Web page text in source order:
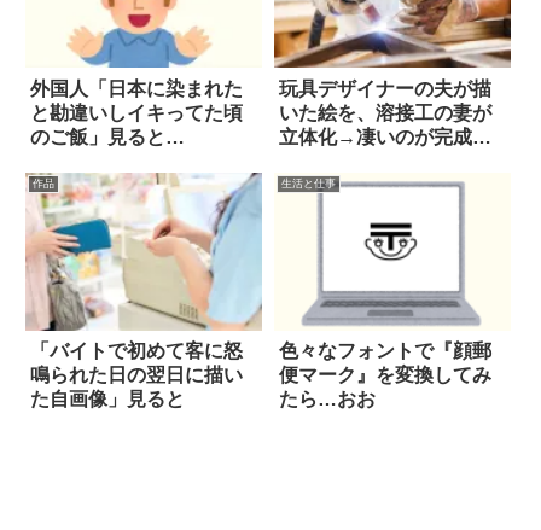
外国人「日本に染まれた
と勘違いしイキってた頃
のご飯」見ると…
玩具デザイナーの夫が描
いた絵を、溶接工の妻が
立体化→凄いのが完成し
作品
「バイトで初めて客に怒
鳴られた日の翌日に描い
た自画像」見ると
生活と仕事
色々なフォントで『顔郵
便マーク』を変換してみ
たら…おお